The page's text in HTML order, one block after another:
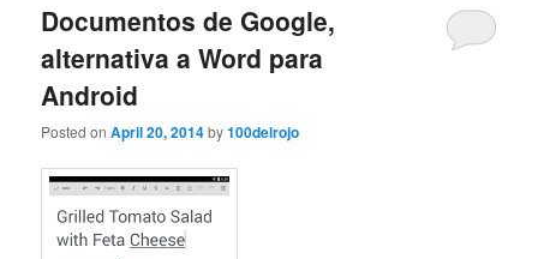
Documentos de Google,
alternativa a Word para
Android
Posted onApril 20, 2014by100delrojo